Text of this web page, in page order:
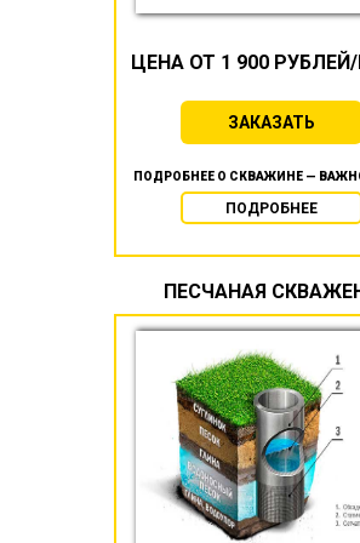
ЦЕНА ОТ 1 900
ЗАКАЗАТЬ
ПОДРОБНЕЕ О СКВАЖИНЕ —
ПОДРОБНЕЕ
ПЕСЧАНАЯ